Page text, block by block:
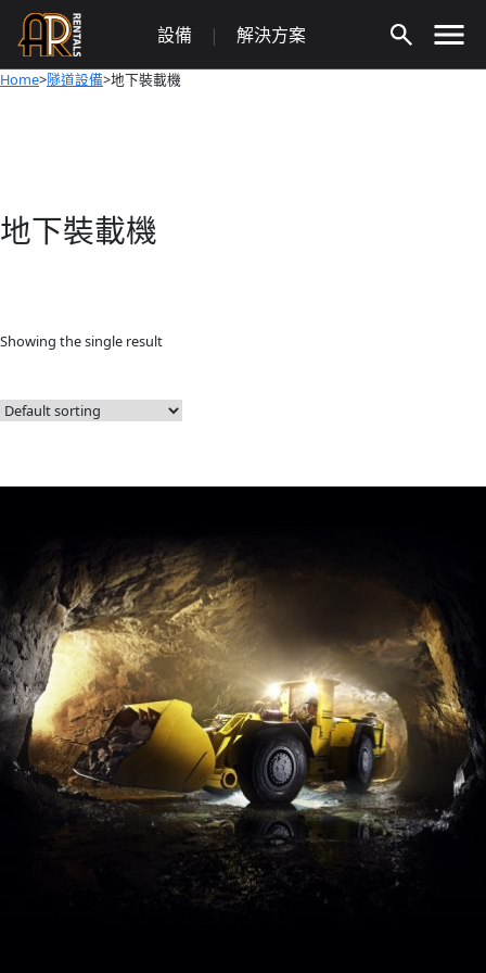
Skip
content
設備 | 解決方案
Home>隧道設備>地下裝載機
地下裝載機
Showing the single result